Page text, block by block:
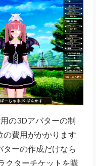
の3Dアバターの制
費用がかかります
ーの作成だけなら
クターチケットを購